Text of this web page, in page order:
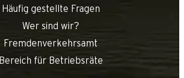
Häufig gestellte Fragen
Wer sind wir?
Fremdenverkehrsamt
Bereich für Betriebsräte